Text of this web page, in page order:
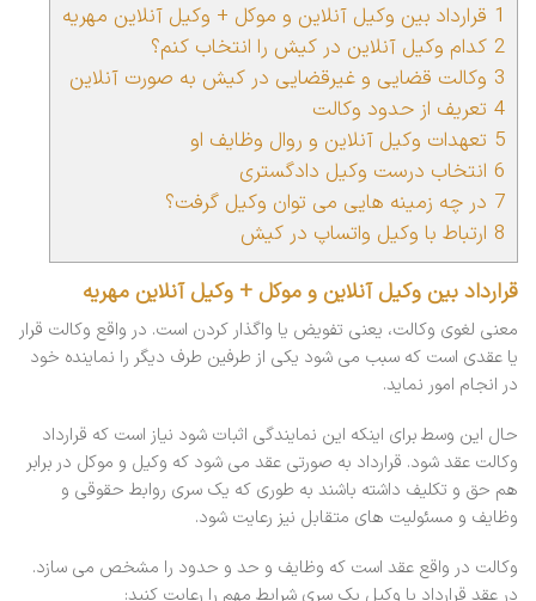
1 قرارداد بین وکیل آنلاین و موکل + وکیل آنلاین مهریه
2 کدام وکیل آنلاین در کیش را انتخاب کنم؟
3 وکالت قضایی و غیرقضایی در کیش به صورت آنلاین
4 تعریف از حدود وکالت
5 تعهدات وکیل آنلاین و روال وظایف او
6 انتخاب درست وکیل دادگستری
7 در چه زمینه هایی می توان وکیل گرفت؟
8 ارتباط با وکیل واتساپ در کیش
قرارداد بین وکیل آنلاین و موکل + وکیل آنلاین مهریه
معنی لغوی وکالت، یعنی تفویض یا واگذار کردن است. در واقع وکالت قرار
یا عقدی است که سبب می شود یکی از طرفین طرف دیگر را نماینده خود
در انجام امور نماید.
حال این وسط برای اینکه این نمایندگی اثبات شود نیاز است که قرارداد
وکالت عقد شود. قرارداد به صورتی عقد می شود که وکیل و موکل در برابر
هم حق و تکلیف داشته باشند به طوری که یک سری روابط حقوقی و
وظایف و مسئولیت های متقابل نیز رعایت شود.
وکالت در واقع عقد است که وظایف و حد و حدود را مشخص می سازد.
در عقد قرارداد با وکیل یک سری شرایط مهم را رعایت کنید: